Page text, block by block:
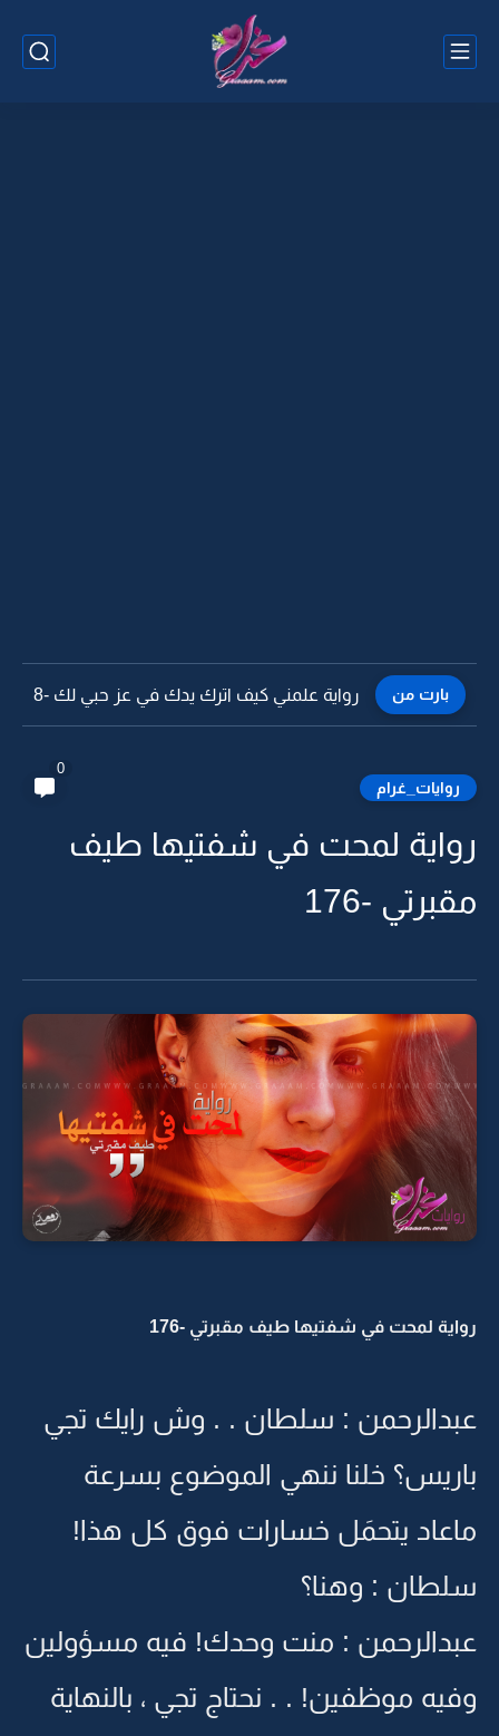
بارت من رواية علمني كيف اترك يدك في عز حبي لك -7
روايات_غرام
0
رواية لمحت في شفتيها طيف
مقبرتي -176
رواية لمحت في شفتيها طيف مقبرتي -176
عبدالرحمن : سلطان . . وش رايك تجي
باريس؟ خلنا ننهي الموضوع بسرعة
ماعاد يتحمَل خسارات فوق كل هذا!
سلطان : وهنا؟
عبدالرحمن : منت وحدك! فيه مسؤولين
وفيه موظفين! . . نحتاج تجي ، بالنهاية